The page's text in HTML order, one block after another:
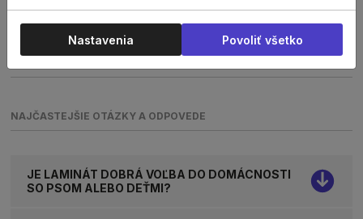
TECHNICKÝ LIST
NAJČASTEJŠIE OTÁZKY A ODPOVEDE
JE LAMINÁT DOBRÁ VOĽBA DO DOMÁCNOSTI
SO PSOM ALEBO DEŤMI?
Nastavenia Povoliť všetko